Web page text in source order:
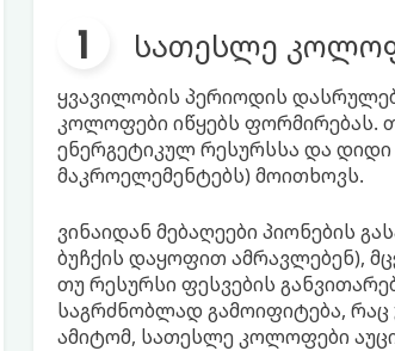
სათესლე
ყვავილობის პერიოდის
კოლოფები იწყებს ფორმირებას.
ენერგეტიკულ რესურსსა და
მაკროელემენტებს) მოითხოვს.
ვინაიდან მებაღეები პიონების
ბუჩქის დაყოფით ამრავლებენ),
თუ რესურსი ფესვების
საგრძნობლად გამოიფიტება,
ამიტომ, სათესლე კოლოფები